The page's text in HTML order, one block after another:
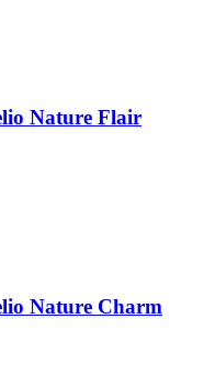
Nature Flair
Nature Charm